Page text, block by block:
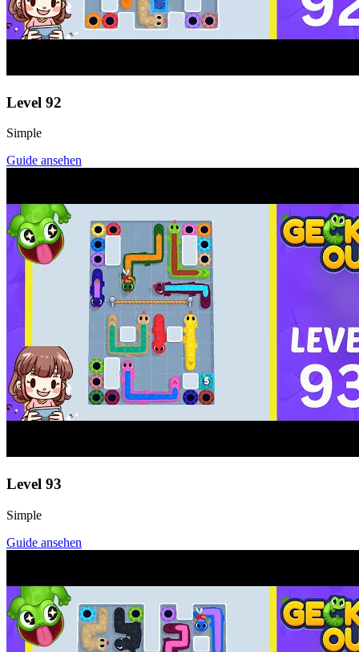
Level 92
Simple
Guide ansehen
Level 93
Simple
Guide ansehen